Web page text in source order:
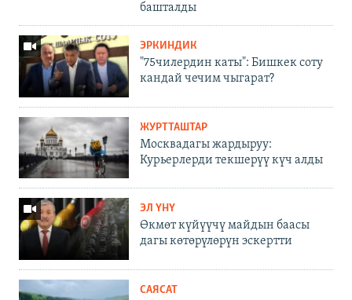
башталды
ЭРКИНДИК
"75чилердин каты": Бишкек соту
кандай чечим чыгарат?
ЖУРТТАШТАР
Москвадагы жардыруу:
Курьерлерди текшерүү күч алды
ЭЛ ҮНҮ
Өкмөт күйүүчү майдын баасы
дагы көтөрүлөрүн эскертти
САЯСАТ